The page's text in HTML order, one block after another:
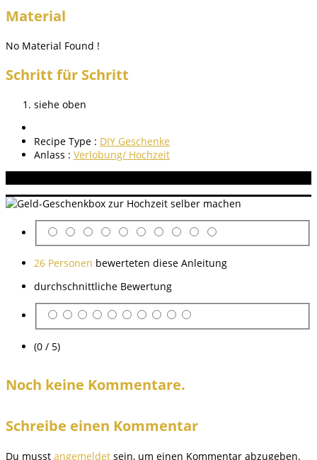
Material
No Material Found !
Schritt für Schritt
siehe oben
Recipe Type : DIY Geschenke
Anlass : Verlobung/ Hochzeit
26 Personen bewerteten diese Anleitung
durchschnittliche Bewertung
(0 / 5)
Noch keine Kommentare.
Schreibe einen Kommentar
Du musst angemeldet sein, um einen Kommentar abzugeben.